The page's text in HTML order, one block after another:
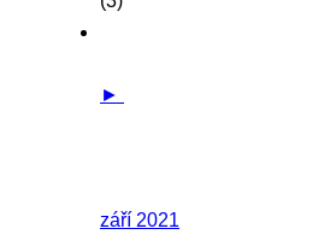
►
září 2021